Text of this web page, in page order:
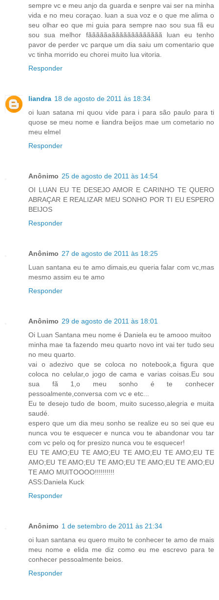
sempre vc e meu anjo da guarda e senpre vai ser na minha
vida e no meu coraçao. luan a sua voz e o que me alima o
seu olhar eo que mi guia para sempre nao sou sua fã eu
sou sua melhor fãããããaããããããããããããã luan eu tenho
pavor de perder vc parque um dia saiu um comentario que
vc tinha morrido eu chorei muito lua vitoria.
Responder
liandra 18 de agosto de 2011 às 18:34
oi luan satana mi quou vide para i para são paulo para ti
quose se meu nome e liandra beijos mae um cometario no
meu elmel
Responder
Anônimo 25 de agosto de 2011 às 14:54
OI LUAN EU TE DESEJO AMOR E CARINHO TE QUERO
ABRAÇAR E REALIZAR MEU SONHO POR TI EU ESPERO
BEIJOS
Responder
Anônimo 27 de agosto de 2011 às 18:25
Luan santana eu te amo dimais,eu queria falar com vc,mas
mesmo assim eu te amo
Responder
Anônimo 29 de agosto de 2011 às 18:01
Oi Luan Santana meu nome é Daniela eu te amooo muitoo
minha mae ta fazendo meu quarto novo int vai ter tudo seu
no meu quarto.
vai o adezivo que se coloca no notebook,a figura que
coloca no celular,o jogo de cama e varias coisas.Eu sou
sua fã 1,o meu sonho é te conhecer
pessoalmente,conversa com vc e etc...
Eu te desejo tudo de boom, muito sucesso,alegria e muita
saudé.
espero que um dia meu sonho se realize eu so sei que eu
nunca vou te esquecer e nunca vou te abandonar vou tar
com vc pelo oq for presizo nunca vou te esquecer!
EU TE AMO;EU TE AMO;EU TE AMO;EU TE AMO;EU TE
AMO;EU TE AMO;EU TE AMO;EU TE AMO;EU TE AMO;EU
TE AMO MUITOOOO!!!!!!!!!!
ASS:Daniela Kuck
Responder
Anônimo 1 de setembro de 2011 às 21:34
oi luan santana eu quero muito te conhecer te amo de mais
meu nome e elida me diz como eu me escrevo para te
conhecer pessoalmente beios.
Responder